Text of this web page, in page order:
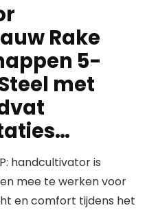
Rake
5-
met
handcultivator is
mee te werken voor
en comfort tijdens het